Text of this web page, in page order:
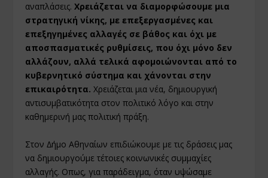
αναπλάσεις.Χρειάζεται να διαµορφώσουµε µια
στρατηγική νίκης, µε επεξεργασµένες και
επεξηγηµένες αλλαγές σε βάθος και όχι µε
αποσπασµατικές ρυθµίσεις, που όχι µόνο δεν
αλλάζουν, αλλά τελικά αφοµοιώνονται από το
κυβερνητικό σύστηµα και χάνονται στην
επικαιρότητα. Χρειάζεται µια νέα, δηµιουργική
αντισυµβατικότητα στον πολιτικό λόγο και στην
καθηµερινή µας πολιτική πράξη.
Στον ∆ήµο Αθηναίων επιδιώκουµε µε τις δράσεις µας
να δηµιουργούµε τέτοιες κοινωνικές συµµαχίες
αλλαγής. Οπως, για παράδειγµα, όταν υψώσαµε